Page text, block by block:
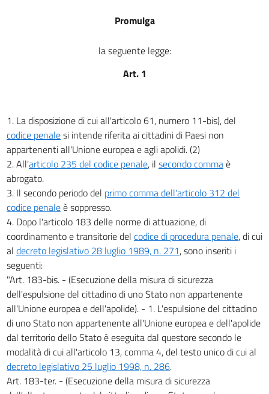
Promulga
la seguente legge:
Art. 1
1. La disposizione di cui all'articolo 61, numero 11-bis), del
codice penalesi intende riferita ai cittadini di Paesi non
appartenenti all'Unione europea e agli apolidi. (2)
2. All'articolo 235 del codice penale, il secondo commaè
abrogato.
3. Il secondo periodo del primo comma dell'articolo 312 del
codice penaleè soppresso.
4. Dopo l'articolo 183 delle norme di attuazione, di
coordinamento e transitorie del codice di procedura penale, di cui
al decreto legislativo 28 luglio 1989, n. 271, sono inseriti i
seguenti:
"Art. 183-bis. - (Esecuzione della misura di sicurezza
dell'espulsione del cittadino di uno Stato non appartenente
all'Unione europea e dell'apolide). - 1. L'espulsione del cittadino
di uno Stato non appartenente all'Unione europea e dell'apolide
dal territorio dello Stato è eseguita dal questore secondo le
modalità di cui all'articolo 13, comma 4, del testo unico di cui al
decreto legislativo 25 luglio 1998, n. 286.
Art. 183-ter. - (Esecuzione della misura di sicurezza